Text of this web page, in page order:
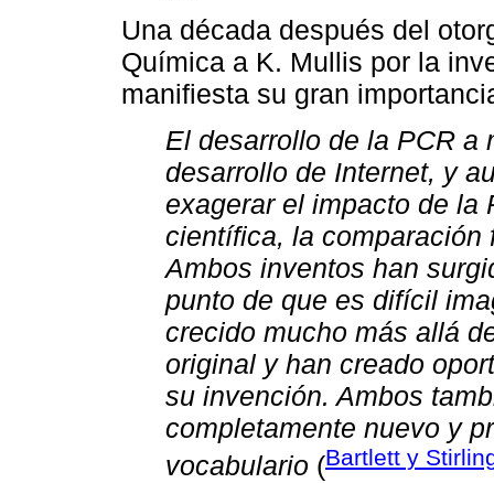
Una década después del
Química a K. Mullis por la
manifiesta su gran
El desarrollo de la PCR a
desarrollo de Internet, y
exagerar el impacto de la
científica, la comparación
Ambos inventos han
punto de que es difícil
crecido mucho más allá
original y han creado
su invención. Ambos
completamente nuevo y
vocabulario (Bartlett y